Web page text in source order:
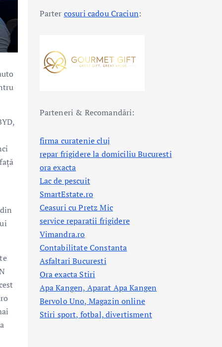
Parter cosuri cadou Craciun:
Parteneri & Recomandări:
firma curatenie cluj
repar frigidere la domiciliu Bucuresti
ora exacta
Lac de pescuit
SmartEstate.ro
Ceasuri cu Pretz Mic
service reparatii frigidere
Vimandra.ro
Contabilitate Constanta
Asfaltari Bucuresti
Ora exacta Stiri
Apa Kangen, Aparat Apa Kangen
Bervolo Uno, Magazin online
Stiri sport, fotbal,divertisment